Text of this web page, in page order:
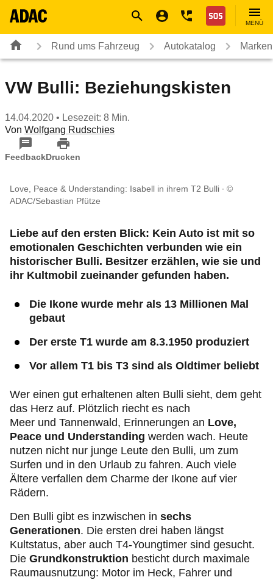
Nothilfe
MENÜ
Rund ums Fahrzeug Autokatalog
VW Bulli: Beziehungskisten
14.04.2020 • Lesezeit: 8 Min.
Von Wolfgang Rudschies
FeedbackDrucken
Love, Peace & Understanding: Isabell in ihrem T2 Bulli
©
ADAC/Sebastian Pfütze
Liebe auf den ersten Blick: Kein Auto ist mit so
emotionalen Geschichten verbunden wie ein
historischer Bulli. Besitzer erzählen, wie sie und
ihr Kultmobil zueinander gefunden haben.
Die Ikone wurde mehr als 13 Millionen Mal
gebaut
Der erste T1 wurde am 8.3.1950 produziert
Vor allem T1 bis T3 sind als Oldtimer beliebt
Wer einen gut erhaltenen alten Bulli sieht, dem geht
das Herz auf. Plötzlich riecht es nach
Meer und Tannenwald, Erinnerungen an Love,
Peace und Understanding werden wach. Heute
nutzen nicht nur junge Leute den Bulli, um zum
Surfen und in den Urlaub zu fahren. Auch viele
Ältere verfallen dem Charme der Ikone auf vier
Rädern.
Den Bulli gibt es inzwischen in sechs
Generationen. Die ersten drei haben längst
Kultstatus, aber auch T4-Youngtimer sind gesucht.
Die Grundkonstruktion besticht durch maximale
Raumausnutzung: Motor im Heck, Fahrer und